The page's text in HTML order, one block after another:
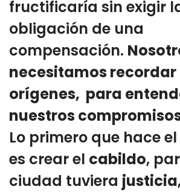
fructificaría sin exigir
obligación de una
compensación.
necesitamos recordar
orígenes, para
nuestros
Lo primero que hace
es crear el cabildo,
ciudad tuviera justicia